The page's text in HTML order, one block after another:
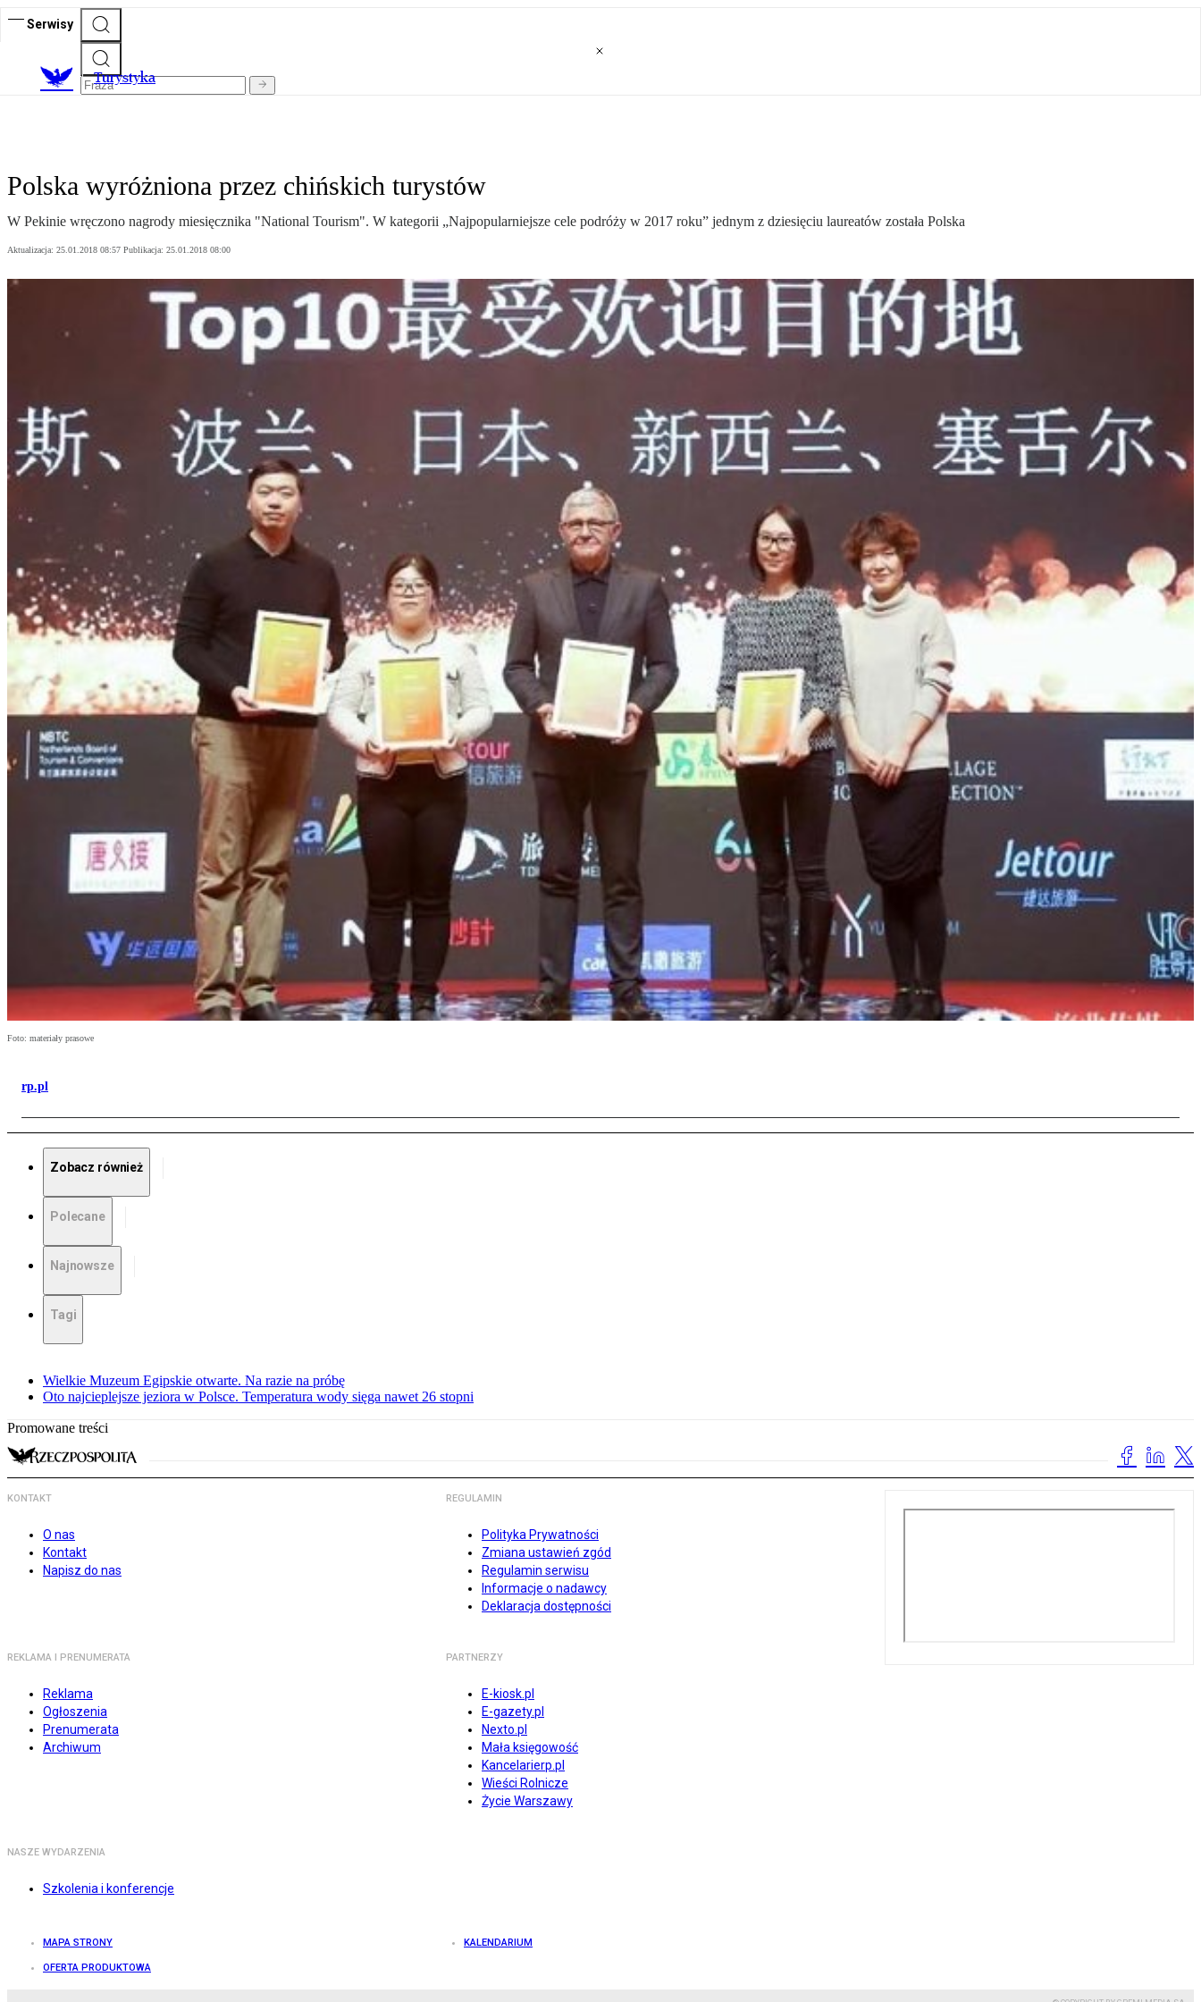
Serwisy
Turystyka
Polska wyróżniona przez chińskich turystów
W Pekinie wręczono nagrody miesięcznika "National Tourism". W kategorii „Najpopularniejsze cele podróży w 2017 roku” jednym z dziesięciu laureatów została Polska
Aktualizacja: 25.01.2018 08:57 Publikacja: 25.01.2018 08:00
Foto: materiały prasowe
rp.pl
Zobacz również
Polecane
Najnowsze
Tagi
Wielkie Muzeum Egipskie otwarte. Na razie na próbę
Oto najcieplejsze jeziora w Polsce. Temperatura wody sięga nawet 26 stopni
Promowane treści
KONTAKT
O nas
Kontakt
Napisz do nas
REGULAMIN
Polityka Prywatności
Zmiana ustawień zgód
Regulamin serwisu
Informacje o nadawcy
Deklaracja dostępności
REKLAMA I PRENUMERATA
Reklama
Ogłoszenia
Prenumerata
Archiwum
PARTNERZY
E-kiosk.pl
E-gazety.pl
Nexto.pl
Mała księgowość
Kancelarierp.pl
Wieści Rolnicze
Życie Warszawy
NASZE WYDARZENIA
Szkolenia i konferencje
MAPA STRONY KALENDARIUM
OFERTA PRODUKTOWA